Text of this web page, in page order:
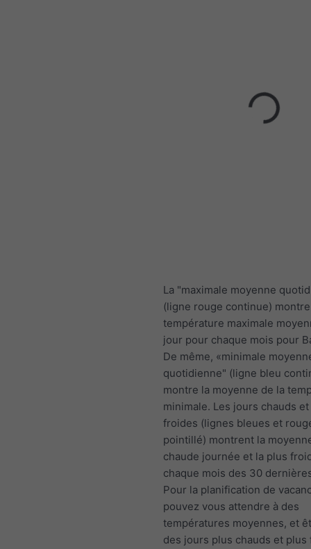
La "maximale moyenne
(ligne rouge continue)
température maximale
jour pour chaque mois pour
De même, «minimale
quotidienne" (ligne bleu
montre la moyenne de la
minimale. Les jours chauds
froides (lignes bleues et
pointillé) montrent la
chaude journée et la plus
chaque mois des 30
Pour la planification de
pouvez vous attendre à des
températures moyennes, et
des jours plus chauds et plus